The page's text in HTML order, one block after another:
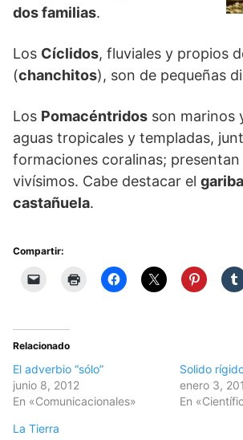
dos familias.
Los Cíclidos, fluviales y propios
(chanchitos), son de pequeñas
Los Pomacéntridos son marinos
aguas tropicales y templadas,
formaciones coralinas;
vivísimos. Cabe destacar el
castañuela.
Compartir:
Relacionado
El adverbio “sólo”
junio 8, 2012
En «Comunicacionales»
Solido
enero 3,
En
La Tierra